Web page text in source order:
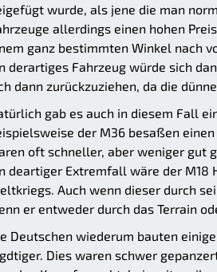
wurde, als jene die man
allerdings einen hohen
ganz bestimmten Winkel nach
derartiges Fahrzeug würde sich
dann zurückzuziehen, da die
gab es auch in diesem Fall
der M36 besaßen
oft schneller, aber weniger gut
deartiger Extremfall wäre der
Auch wenn dieser durch
er entweder durch das Terrain
Deutschen wiederum bauten
Dies waren schwer